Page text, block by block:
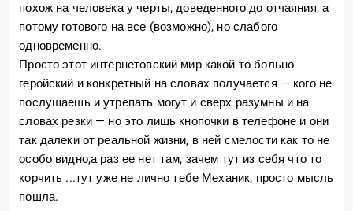
похож на человека у черты, доведенного до отчаяния, а
потому готового на все (возможно), но слабого
одновременно.
Просто этот интернетовский мир какой то больно
геройский и конкретный на словах получается — кого не
послушаешь и утрепать могут и сверх разумны и на
словах резки — но это лишь кнопочки в телефоне и они
так далеки от реальной жизни, в ней смелости как то не
особо видно,а раз ее нет там, зачем тут из себя что то
корчить ...тут уже не лично тебе Механик, просто мысль
пошла.